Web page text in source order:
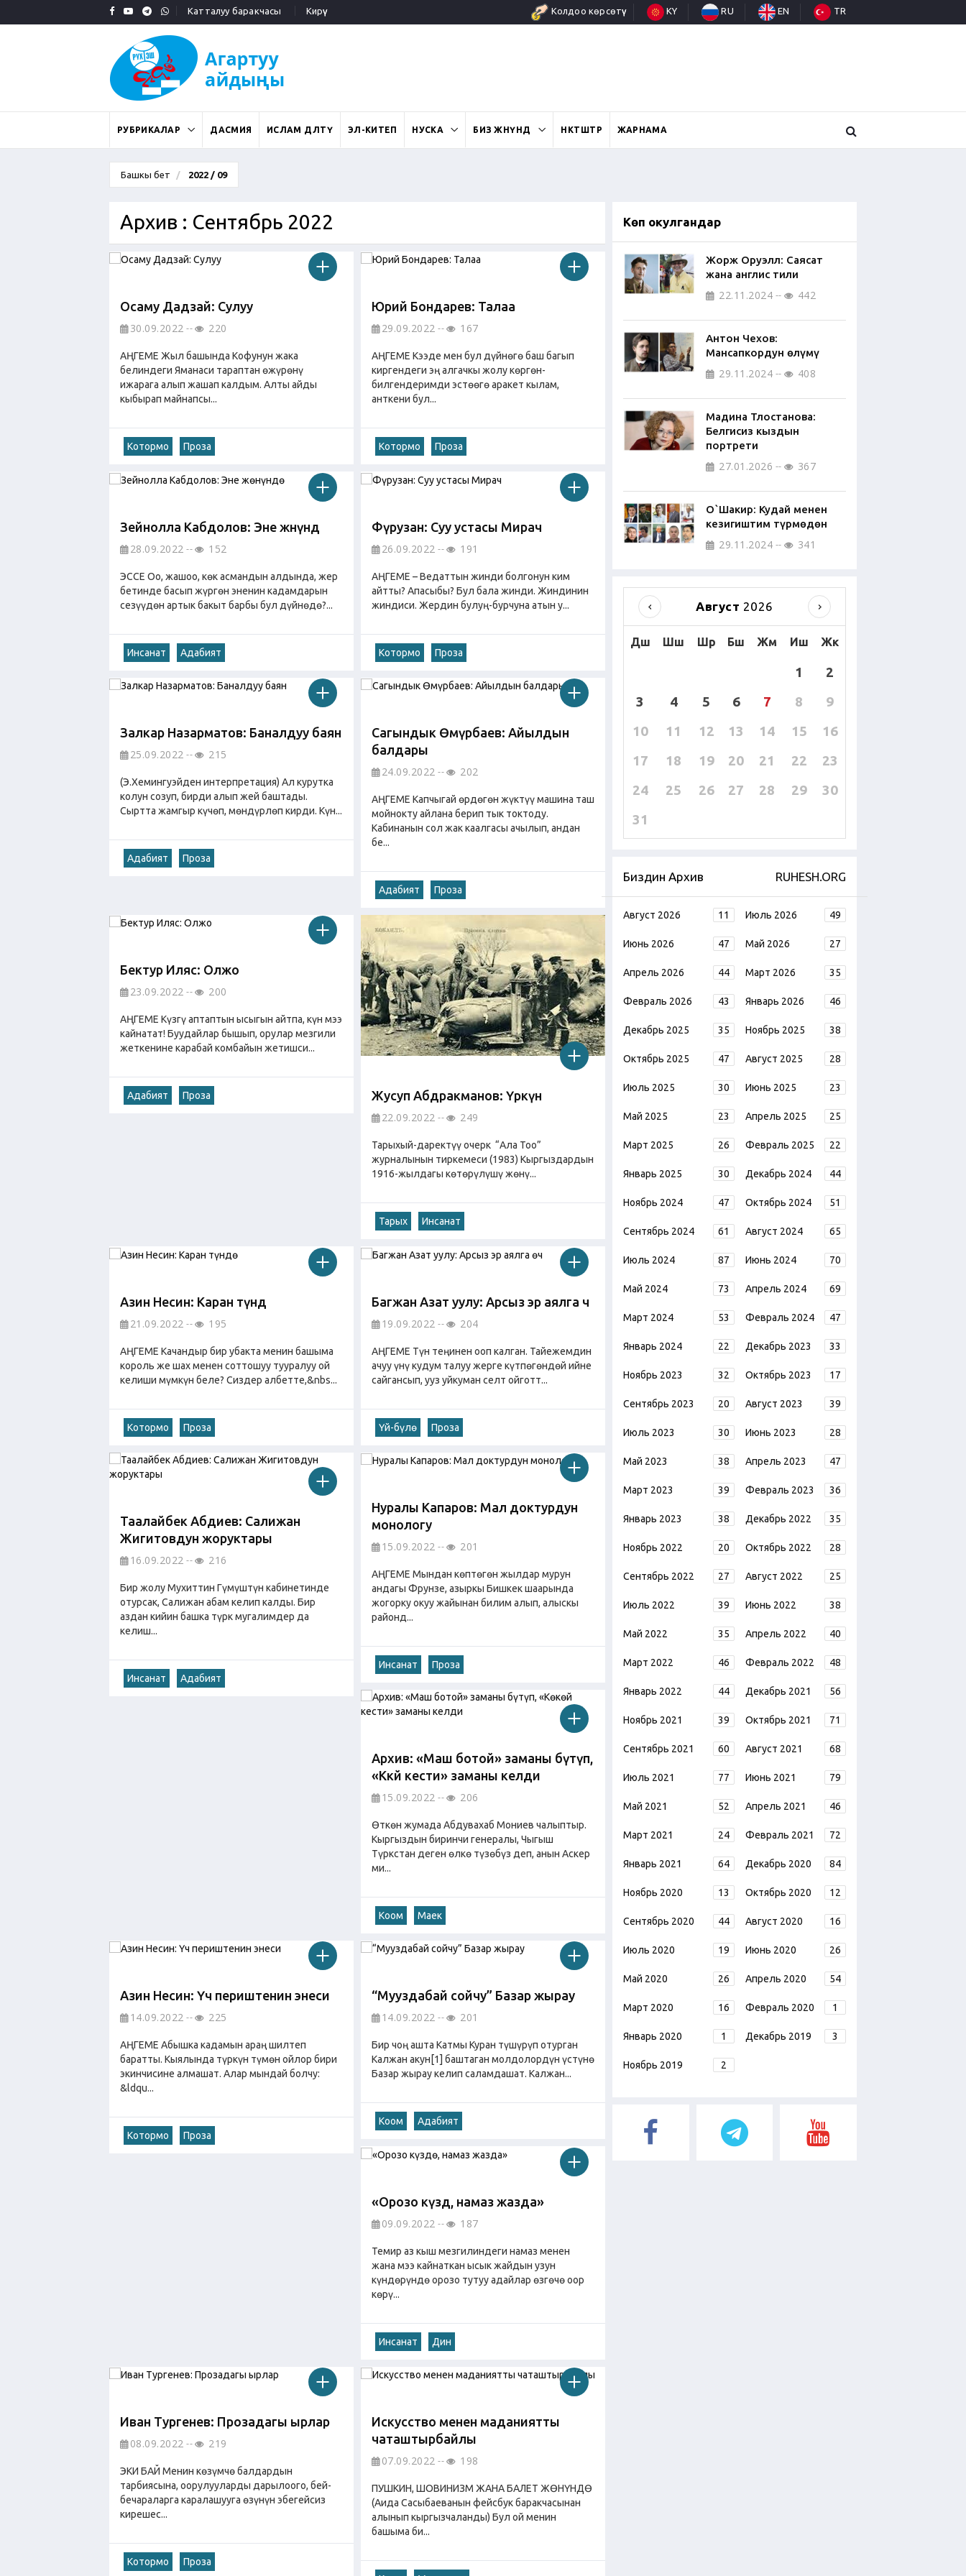
Катталуу баракчасы Кирүү Колдоо көрсөтүү KY RU EN TR
РУБРИКАЛАР ДАСМИЯ ИСЛАМ ДӨӨЛӨТҮ ЭЛ-КИТЕП НУСКА БИЗ ЖӨНҮНДӨ ӨНӨКТӨШТӨР ЖАРНАМА
Башкы бет 2022 / 09
Архив : Сентябрь 2022
Осаму Дадзай: Сулуу
30.09.2022 220
АҢГЕМЕ Жыл башында Кофунун жака
белиндеги Яманаси тараптан өжүрөнү
ижарага алып жашап калдым. Алты айды
кыбырап майнапсы...
Котормо Проза
Юрий Бондарев: Талаа
29.09.2022 167
АҢГЕМЕ Кээде мен бул дүйнөгө баш багып
киргендеги эң алгачкы жолу көргөн-
билгендеримди эстөөгө аракет кылам,
анткени бул...
Котормо Проза
Зейнолла Кабдолов: Эне жөнүндө
28.09.2022 152
ЭССЕ Оо, жашоо, көк асмандын алдында, жер
бетинде басып жүргөн эненин кадамдарын
сезүүдөн артык бакыт барбы бул дүйнөдө?...
Инсанат Адабият
Фүрузан: Суу устасы Мирач
26.09.2022 191
АҢГЕМЕ – Ведаттын жинди болгонун ким
айтты? Апасыбы? Бул бала жинди. Жиндинин
жиндиси. Жердин булуң-бурчуна атын у...
Котормо Проза
Залкар Назарматов: Баналдуу баян
25.09.2022 215
(Э.Хемингуэйден интерпретация) Ал курутка
колун созуп, бирди алып жей баштады.
Сыртта жамгыр күчөп, мөндүрлөп кирди. Күн...
Адабият Проза
Сагындык Өмүрбаев: Айылдын
балдары
24.09.2022 202
АҢГЕМЕ Капчыгай өрдөгөн жүктүү машина таш
мойнокту айлана берип тык токтоду.
Кабинанын сол жак каалгасы ачылып, андан
бе...
Адабият Проза
Бектур Иляс: Олжо
23.09.2022 200
АҢГЕМЕ Күзгү аптаптын ысыгын айтпа, күн мээ
кайнатат! Буудайлар бышып, орулар мезгили
жеткенине карабай комбайын жетишси...
Адабият Проза Жусуп Абдракманов: Үркүн
22.09.2022 249
Тарыхый-даректүү очерк “Ала Тоо”
журналынын тиркемеси (1983) Кыргыздардын
1916-жылдагы көтөрүлүшү жөнү...
Тарых Инсанат
Азин Несин: Каран түндө
21.09.2022 195
АҢГЕМЕ Качандыр бир убакта менин башыма
король же шах менен соттошуу тууралуу ой
келиши мүмкүн беле? Сиздер албетте,&nbs...
Котормо Проза
Багжан Азат уулу: Арсыз эр аялга өч
19.09.2022 204
АҢГЕМЕ Түн теңинен ооп калган. Тайежемдин
ачуу үнү кудум талуу жерге күтпөгөндөй ийне
сайгансып, ууз уйкуман селт ойготт...
Үй-бүлө Проза
Таалайбек Абдиев: Салижан
Жигитовдун жоруктары
16.09.2022 216
Бир жолу Мухиттин Гүмүштүн кабинетинде
отурсак, Салижан абам келип калды. Бир
аздан кийин башка түрк мугалимдер да
келиш...
Инсанат Адабият
Нуралы Капаров: Мал доктурдун
монологу
15.09.2022 201
АҢГЕМЕ Мындан көптөгөн жылдар мурун
андагы Фрунзе, азыркы Бишкек шаарында
жогорку окуу жайынан билим алып, алыскы
районд...
Инсанат Проза
Архив: «Маш ботой» заманы бүтүп,
«Көкөй кести» заманы келди
15.09.2022 206
Өткөн жумада Абдувахаб Мониев чалыптыр.
Кыргыздын биринчи генералы, Чыгыш
Түркстан деген өлкө түзөбүз деп, анын Аскер
ми...
Коом Маек
Азин Несин: Үч периштенин энеси
14.09.2022 225
АҢГЕМЕ Абышка кадамын араң шилтеп
баратты. Кыялында түркүн түмөн ойлор бири
экинчисине алмашат. Алар мындай болчу:
&ldqu...
Котормо Проза
“Мууздабай сойчу” Базар жырау
14.09.2022 201
Бир чоң ашта Катмы Куран түшүрүп отурган
Калжан акун[1] баштаган молдолордүн үстүнө
Базар жырау келип саламдашат. Калжан...
Коом Адабият
«Орозо күздө, намаз жазда»
09.09.2022 187
Темир аз кыш мезгилиндеги намаз менен
жана мээ кайнаткан ысык жайдын узун
күндөрүндө орозо тутуу адайлар өзгөчө оор
көрү...
Инсанат Дин
Иван Тургенев: Прозадагы ырлар
08.09.2022 219
ЭКИ БАЙ Менин көзүмчө балдардын
тарбиясына, оорулууларды дарылоого, бей-
бечараларга каралашууга өзүнүн эбегейсиз
кирешес...
Котормо Проза
Искусство менен маданиятты
чаташтырбайлы
07.09.2022 198
ПУШКИН, ШОВИНИЗМ ЖАНА БАЛЕТ ЖӨНҮНДӨ
(Аида Сасыбаеванын фейсбук баракчасынан
алынып кыргызчаланды) Бул ой менин
башыма би...
Көп окулгандар
Жорж Оруэлл: Саясат
жана англис тили
22.11.2024 442
Антон Чехов:
Мансапкордун өлүмү
29.11.2024 408
Мадина Тлостанова:
Белгисиз кыздын
портрети
27.01.2026 367
О`Шакир: Кудай менен
кезигиштим түрмөдөн
29.11.2024 341
Август 2026
Дш Шш Шр Бш Жм Иш Жк
1
2
3
4 5 6 7 8
9
10
11 12 13 14 15
16
17
18 19 20 21 22
23
24
25 26 27 28 29
30
31
Биздин Архив RUHESH.ORG
Август 2026 11 Июль 2026 49
Июнь 2026 47 Май 2026 27
Апрель 2026 44 Март 2026 35
Февраль 2026 43 Январь 2026 46
Декабрь 2025 35 Ноябрь 2025 38
Октябрь 2025 47 Август 2025 28
Июль 2025 30 Июнь 2025 23
Май 2025 23 Апрель 2025 25
Март 2025 26 Февраль 2025 22
Январь 2025 30 Декабрь 2024 44
Ноябрь 2024 47 Октябрь 2024 51
Сентябрь 2024 61 Август 2024 65
Июль 2024 87 Июнь 2024 70
Май 2024 73 Апрель 2024 69
Март 2024 53 Февраль 2024 47
Январь 2024 22 Декабрь 2023 33
Ноябрь 2023 32 Октябрь 2023 17
Сентябрь 2023 20 Август 2023 39
Июль 2023 30 Июнь 2023 28
Май 2023 38 Апрель 2023 47
Март 2023 39 Февраль 2023 36
Январь 2023 38 Декабрь 2022 35
Ноябрь 2022 20 Октябрь 2022 28
Сентябрь 2022 27 Август 2022 25
Июль 2022 39 Июнь 2022 38
Май 2022 35 Апрель 2022 40
Март 2022 46 Февраль 2022 48
Январь 2022 44 Декабрь 2021 56
Ноябрь 2021 39 Октябрь 2021 71
Сентябрь 2021 60 Август 2021 68
Июль 2021 77 Июнь 2021 79
Май 2021 52 Апрель 2021 46
Март 2021 24 Февраль 2021 72
Январь 2021 64 Декабрь 2020 84
Ноябрь 2020 13 Октябрь 2020 12
Сентябрь 2020 44 Август 2020 16
Июль 2020 19 Июнь 2020 26
Май 2020 26 Апрель 2020 54
Март 2020 16 Февраль 2020 1
Январь 2020 1 Декабрь 2019 3
Ноябрь 2019 2